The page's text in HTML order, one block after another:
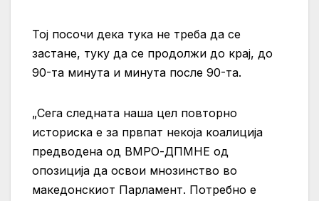
Тој посочи дека тука не треба да се
застане, туку да се продолжи до крај, до
90-та минута и минута после 90-та.
„Сега следната наша цел повторно
историска е за првпат некоја коалиција
предводена од ВМРО-ДПМНЕ од
опозиција да освои мнозинство во
македонскиот Парламент. Потребно е